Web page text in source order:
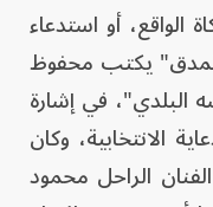
الواقع، أو استدعاء
يكتب محفوظ
البلدي"، في إشارة
الانتخابية، وكان
الراحل محمود